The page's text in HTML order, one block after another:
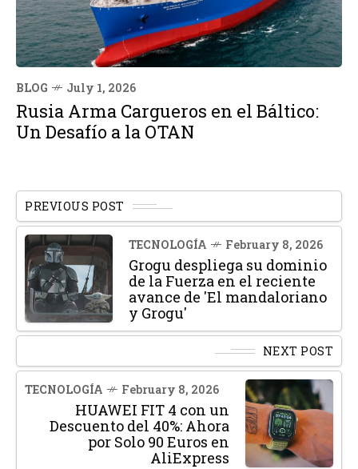
BLOG July 1, 2026
Rusia Arma Cargueros en el Báltico:
Un Desafío a la OTAN
PREVIOUS POST
TECNOLOGÍA February 8, 2026
Grogu despliega su dominio
de la Fuerza en el reciente
avance de 'El mandaloriano
y Grogu'
NEXT POST
TECNOLOGÍA February 8, 2026
HUAWEI FIT 4 con un
Descuento del 40%: Ahora
por Solo 90 Euros en
AliExpress